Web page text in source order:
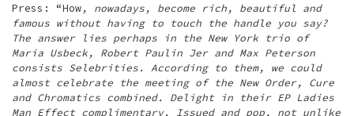
Press: “How, nowadays, become rich, beautiful and
famous without having to touch the handle you say?
The answer lies perhaps in the New York trio of
Maria Usbeck, Robert Paulin Jer and Max Peterson
consists Selebrities. According to them, we could
almost celebrate the meeting of the New Order, Cure
and Chromatics combined. Delight in their EP Ladies
Man Effect complimentary. Issued and pop, not unlike